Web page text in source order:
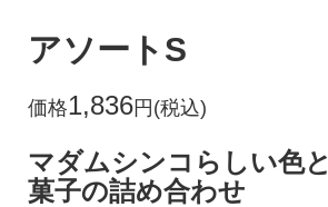
アソートS
価格1,836円(税込)
マダムシンコらしい色
菓子の詰め合わせ